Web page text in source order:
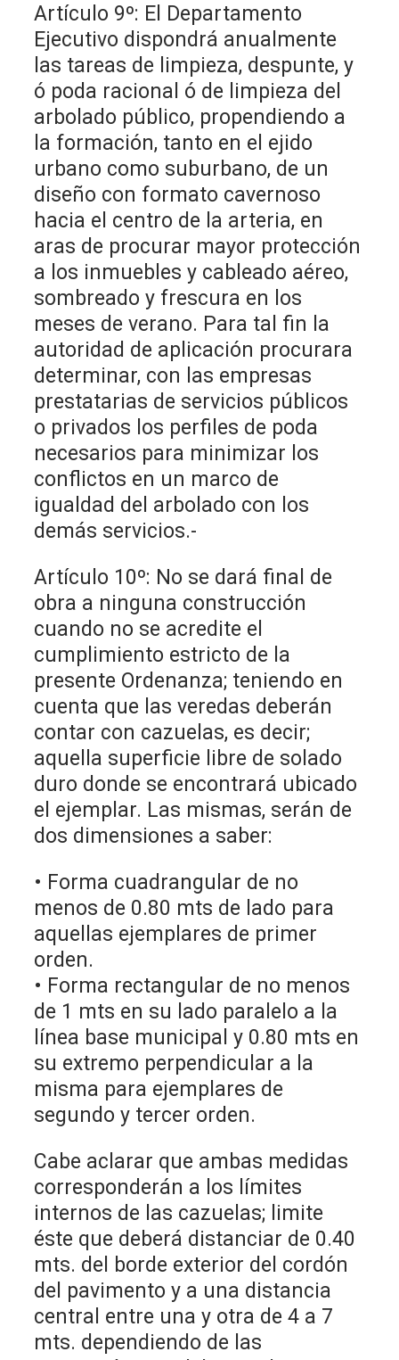
Artículo 9º: El Departamento
Ejecutivo dispondrá anualmente
las tareas de limpieza, despunte, y
ó poda racional ó de limpieza del
arbolado público, propendiendo a
la formación, tanto en el ejido
urbano como suburbano, de un
diseño con formato cavernoso
hacia el centro de la arteria, en
aras de procurar mayor protección
a los inmuebles y cableado aéreo,
sombreado y frescura en los
meses de verano. Para tal fin la
autoridad de aplicación procurara
determinar, con las empresas
prestatarias de servicios públicos
o privados los perfiles de poda
necesarios para minimizar los
conflictos en un marco de
igualdad del arbolado con los
demás servicios.-
Artículo 10º: No se dará final de
obra a ninguna construcción
cuando no se acredite el
cumplimiento estricto de la
presente Ordenanza; teniendo en
cuenta que las veredas deberán
contar con cazuelas, es decir;
aquella superficie libre de solado
duro donde se encontrará ubicado
el ejemplar. Las mismas, serán de
dos dimensiones a saber:
• Forma cuadrangular de no
menos de 0.80 mts de lado para
aquellas ejemplares de primer
orden.
• Forma rectangular de no menos
de 1 mts en su lado paralelo a la
línea base municipal y 0.80 mts en
su extremo perpendicular a la
misma para ejemplares de
segundo y tercer orden.
Cabe aclarar que ambas medidas
corresponderán a los límites
internos de las cazuelas; limite
éste que deberá distanciar de 0.40
mts. del borde exterior del cordón
del pavimento y a una distancia
central entre una y otra de 4 a 7
mts. dependiendo de las